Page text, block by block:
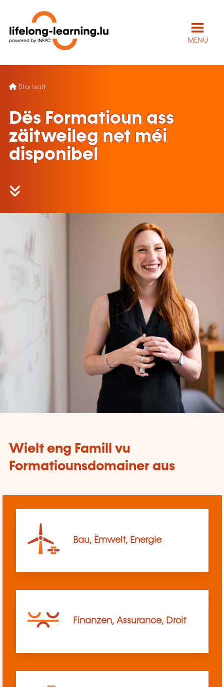
MENÜ
Startsäit
Dës Formatioun ass
zäitweileg net méi
disponibel
Wielt eng Famill vu
Formatiounsdomainer aus
Bau, Ëmwelt, Energie
Finanzen, Assurance, Droit